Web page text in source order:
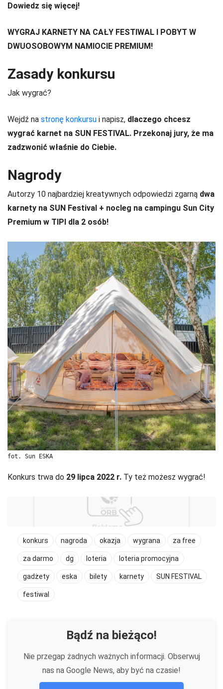
Dowiedz się więcej!
WYGRAJ KARNETY NA CAŁY FESTIWAL I POBYT W
DWUOSOBOWYM NAMIOCIE PREMIUM!
Zasady konkursu
Jak wygrać?
Wejdź na stronę konkursu i napisz, dlaczego chcesz
wygrać karnet na SUN FESTIVAL. Przekonaj jury, że ma
zadzwonić właśnie do Ciebie.
Nagrody
Autorzy 10 najbardziej kreatywnych odpowiedzi zgarną dwa
karnety na SUN Festival + nocleg na campingu Sun City
Premium w TIPI dla 2 osób!
fot. Sun ESKA
Konkurs trwa do 29 lipca 2022 r. Ty też możesz wygrać!
konkurs nagroda okazja wygrana za free
za darmo dg loteria loteria promocyjna
gadżety eska bilety karnety SUN FESTIVAL
festiwal
Bądź na bieżąco!
Nie przegap żadnych ważnych informacji. Obserwuj
nas na Google News, aby być na czasie!